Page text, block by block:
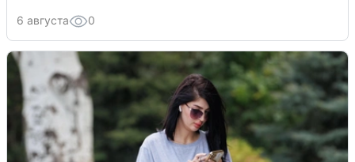
6 августа 0